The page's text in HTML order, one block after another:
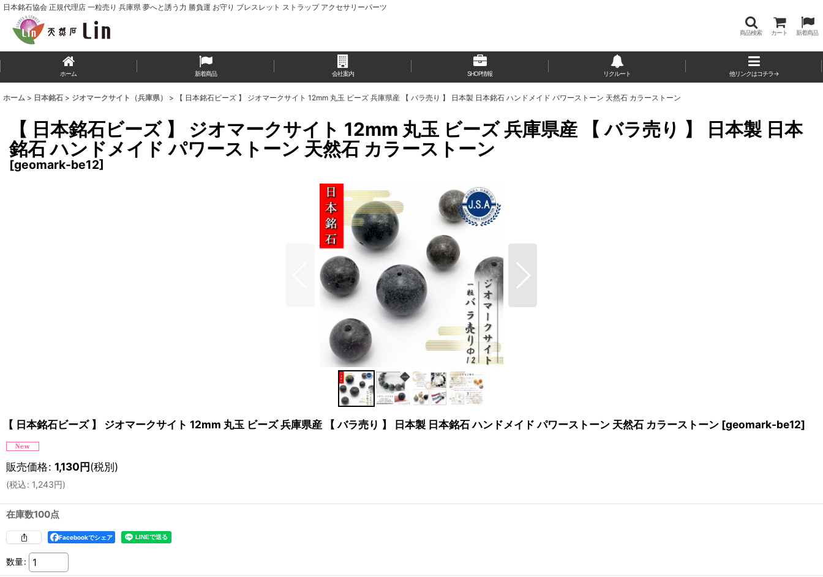
日本銘石協会 正規代理店 一粒売り 兵庫県 夢へと誘う力 勝負運 お守り ブレスレット ストラップ アクセサリーパーツ
商品検索 カート 新着商品
ホーム 新着商品 会社案内 SHOP情報 リクルート 他リンクはコチラ→
ホーム > 日本銘石 > ジオマークサイト（兵庫県） > 【 日本銘石ビーズ 】 ジオマークサイト 12mm 丸玉 ビーズ 兵庫県産 【 バラ売り 】 日本製 日本銘石 ハンドメイド パワーストーン 天然石 カラーストーン
【 日本銘石ビーズ 】 ジオマークサイト 12mm 丸玉 ビーズ 兵庫県産 【 バラ売り 】 日本製 日本
銘石 ハンドメイド パワーストーン 天然石 カラーストーン
[geomark-be12]
【 日本銘石ビーズ 】 ジオマークサイト 12mm 丸玉 ビーズ 兵庫県産 【 バラ売り 】 日本製 日本銘石 ハンドメイド パワーストーン 天然石 カラーストーン [geomark-be12]
販売価格: 1,130円(税別)
(税込: 1,243円)
在庫数100点
Facebookでシェア
数量: